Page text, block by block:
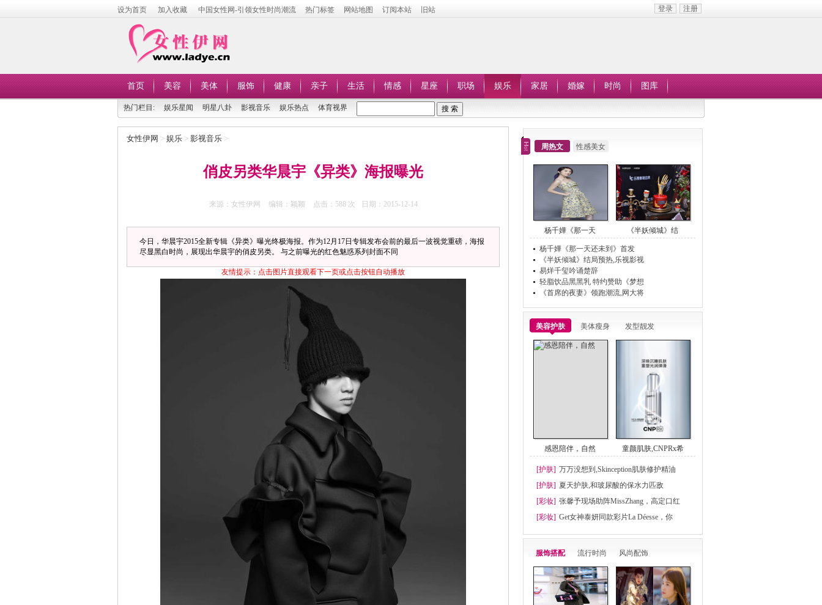
设为首页 加入收藏 中国女性网-引领女性时尚潮流 热门标签 网站地图 订阅本站 旧站 登录 注册
首页 美容 美体 服饰 健康 亲子 生活 情感 星座 职场 娱乐 家居 婚嫁 时尚 图库
热门栏目: 娱乐星闻 明星八卦 影视音乐 娱乐热点 体育视界
女性伊网 > 娱乐 > 影视音乐 >
俏皮另类华晨宇《异类》海报曝光
来源：女性伊网 编辑：颖颖 点击： 588 次 日期：2015-12-14
今日，华晨宇2015全新专辑《异类》曝光终极海报。作为12月17日专辑发布会前的最后一波视觉重磅，海报
尽显黑白时尚，展现出华晨宇的俏皮另类。 与之前曝光的红色魅惑系列封面不同
友情提示：点击图片直接观看下一页或点击按钮自动播放
周热文 性感美女
杨千嬅《那一天 《半妖倾城》结
杨千嬅《那一天还未到》首发
《半妖倾城》结局预热,乐视影视
易烊千玺吟诵楚辞
轻脂饮品黑黑乳 特约赞助《梦想
《首席的夜妻》领跑潮流,网大将
美容护肤 美体瘦身 发型靓发
感恩陪伴，自然 童颜肌肤,CNPRx希
[护肤] 万万没想到,Skinception肌肤修护精油
[护肤] 夏天护肤,和玻尿酸的保水力匹敌
[彩妆] 张馨予现场助阵MissZhang，高定口红
[彩妆] Get女神泰妍同款彩片La Déesse，你
服饰搭配 流行时尚 风尚配饰